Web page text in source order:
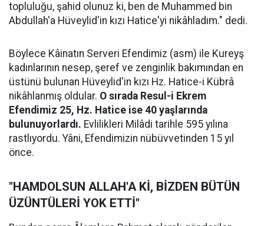
topluluğu, şahid olunuz ki, ben de Muhammed bin
Abdullah'a Hüveylid'in kızı Hatice'yi nikâhladım." dedi.
Böylece Kâinatın Serveri Efendimiz (asm) ile Kureyş
kadınlarının nesep, şeref ve zenginlik bakımından en
üstünü bulunan Hüveylid'in kızı Hz. Hatice-i Kübrâ
nikâhlanmış oldular. O sırada Resul-i Ekrem
Efendimiz 25, Hz. Hatice ise 40 yaşlarında
bulunuyorlardı. Evlilikleri Milâdi tarihle 595 yılına
rastlıyordu. Yâni, Efendimizin nübüvvetinden 15 yıl
önce.
"HAMDOLSUN ALLAH'A Kİ, BİZDEN BÜTÜN
ÜZÜNTÜLERİ YOK ETTİ"